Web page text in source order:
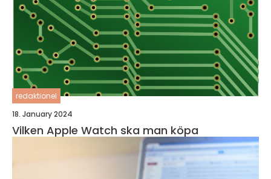
redaktionel
18. January 2024
Vilken Apple Watch ska man köpa